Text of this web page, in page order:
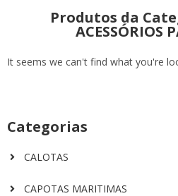
Categorias
CALOTAS
CAPOTAS MARITIMAS
Produtos da
ACESSÓRIOS
It seems we can't find what you're